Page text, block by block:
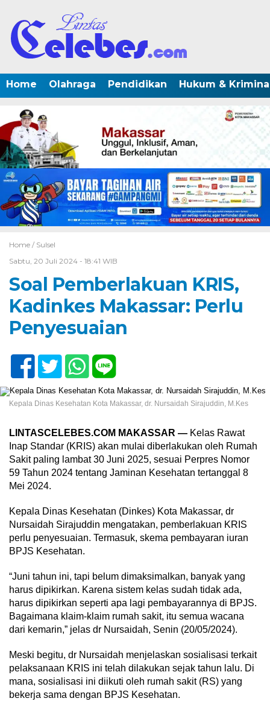
Home Olahraga Pendidikan Hukum &
Home / Sulsel
Sabtu, 20 Juli 2024 - 18:41 WIB
Soal Pemberlakuan KRIS,
Kadinkes Makassar: Perlu
Penyesuaian
Kepala Dinas Kesehatan Kota Makassar, dr. Nursaidah Sirajuddin, M.Kes
LINTASCELEBES.COM MAKASSAR — Kelas Rawat
Inap Standar (KRIS) akan mulai diberlakukan oleh Rumah
Sakit paling lambat 30 Juni 2025, sesuai Perpres Nomor
59 Tahun 2024 tentang Jaminan Kesehatan tertanggal 8
Mei 2024.
Kepala Dinas Kesehatan (Dinkes) Kota Makassar, dr
Nursaidah Sirajuddin mengatakan, pemberlakuan KRIS
perlu penyesuaian. Termasuk, skema pembayaran iuran
BPJS Kesehatan.
“Juni tahun ini, tapi belum dimaksimalkan, banyak yang
harus dipikirkan. Karena sistem kelas sudah tidak ada,
harus dipikirkan seperti apa lagi pembayarannya di BPJS.
Bagaimana klaim-klaim rumah sakit, itu semua wacana
dari kemarin,” jelas dr Nursaidah, Senin (20/05/2024).
Meski begitu, dr Nursaidah menjelaskan sosialisasi terkait
pelaksanaan KRIS ini telah dilakukan sejak tahun lalu. Di
mana, sosialisasi ini diikuti oleh rumah sakit (RS) yang
bekerja sama dengan BPJS Kesehatan.